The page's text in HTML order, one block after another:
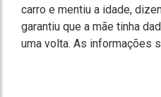
carro e mentiu a idade,
garantiu que a mãe tinha
uma volta. As informações